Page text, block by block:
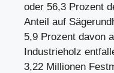
oder 56,3 Prozent
Anteil auf
5,9 Prozent davon
Industrieholz
3,22 Millionen